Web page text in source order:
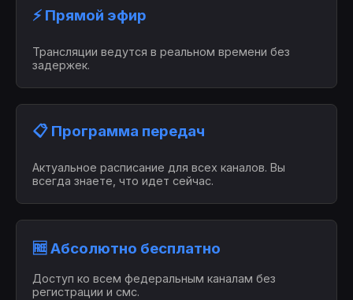
⚡ Прямой эфир
Трансляции ведутся в реальном времени без
задержек.
📋 Программа передач
Актуальное расписание для всех каналов. Вы
всегда знаете, что идет сейчас.
🆓 Абсолютно бесплатно
Доступ ко всем федеральным каналам без
регистрации и смс.